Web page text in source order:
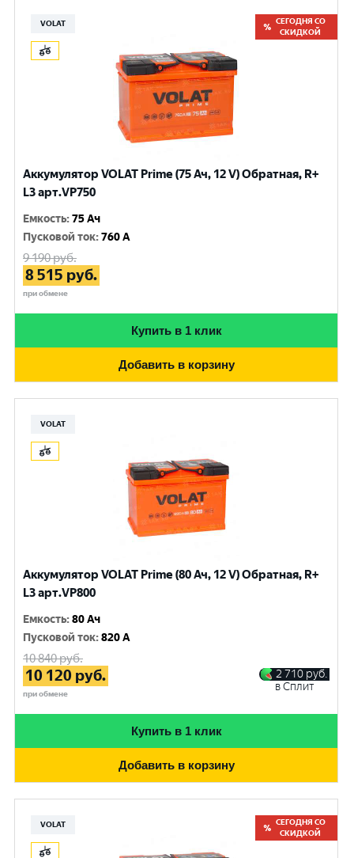
VOLAT
СЕГОДНЯ СО
СКИДКОЙ
Аккумулятор VOLAT Prime (75 Ач, 12 V) Обратная, R+
L3 арт.VP750
Емкость:75 Ач
Пусковой ток:760 A
9 190руб.
8 515 руб.
при обмене
Купить в 1 клик
Добавить в корзину
VOLAT
Аккумулятор VOLAT Prime (80 Ач, 12 V) Обратная, R+
L3 арт.VP800
Емкость:80 Ач
Пусковой ток:820 A
10 840руб.
10 120 руб.
при обмене
2 710 руб.
в Сплит
Купить в 1 клик
Добавить в корзину
VOLAT
СЕГОДНЯ СО
СКИДКОЙ